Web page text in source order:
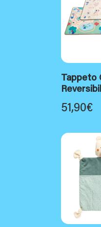
Tappeto
51,90€